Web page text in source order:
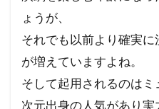
ょうが、
それでも以前より確実
が増えていますよね。
そして起用されるのは
次元出身の人気があり実